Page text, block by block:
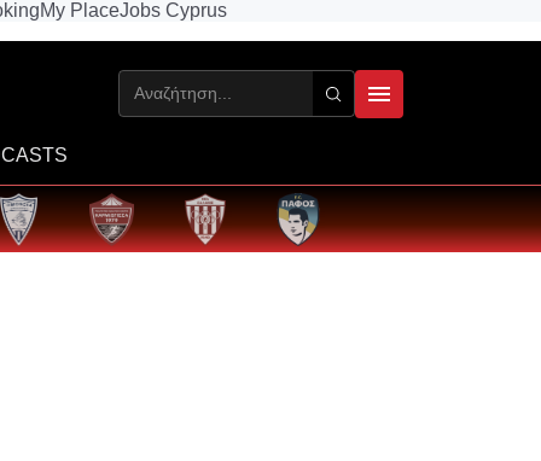
My PlaceJobs Cyprus